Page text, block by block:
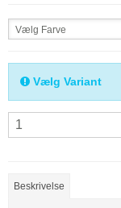
Vælg Farve
Vælg Variant
Beskrivelse